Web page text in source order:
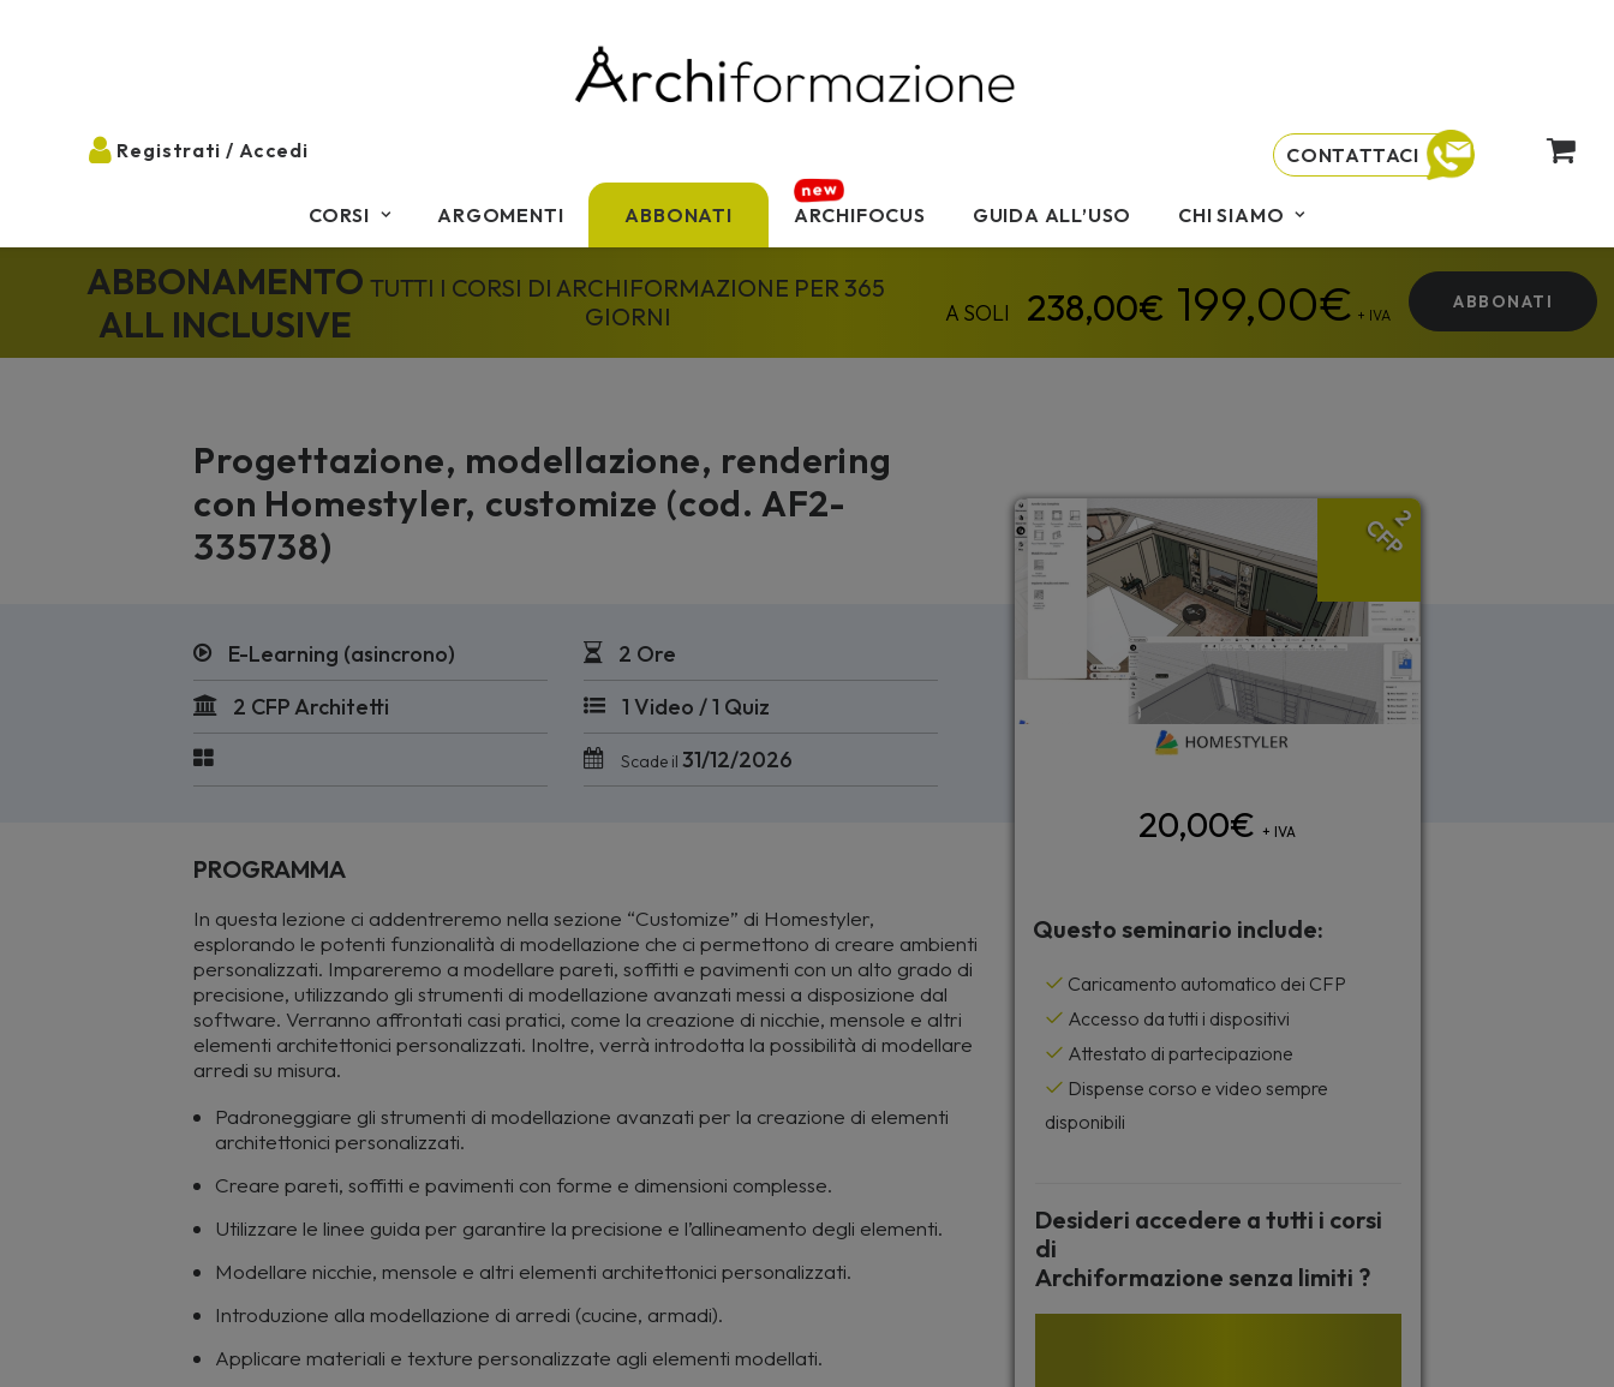
CORSI ARGOMENTI ABBONATI ARCHIFOCUS GUIDA ALL’USO CHI SIAMO
CONTATTACI
ABBONAMENTO
ALL INCLUSIVE
TUTTI I CORSI DI ARCHIFORMAZIONE PER 365
GIORNI
199,00€ + IVA
ABBONATI
Progettazione, modellazione, rendering
con Homestyler, customize (cod. AF2-
335738)
E-Learning (asincrono)
2 Ore
2 CFP Architetti
1 Video / 1 Quiz
Scade il31/12/2026
PROGRAMMA
In questa lezione ci addentreremo nella sezione “Customize” di Homestyler,
esplorando le potenti funzionalità di modellazione che ci permettono di creare ambienti
personalizzati. Impareremo a modellare pareti, soffitti e pavimenti con un alto grado di
precisione, utilizzando gli strumenti di modellazione avanzati messi a disposizione dal
software. Verranno affrontati casi pratici, come la creazione di nicchie, mensole e altri
elementi architettonici personalizzati. Inoltre, verrà introdotta la possibilità di modellare
arredi su misura.
Padroneggiare gli strumenti di modellazione avanzati per la creazione di elementi
architettonici personalizzati.
Creare pareti, soffitti e pavimenti con forme e dimensioni complesse.
Utilizzare le linee guida per garantire la precisione e l’allineamento degli elementi.
Modellare nicchie, mensole e altri elementi architettonici personalizzati.
Introduzione alla modellazione di arredi (cucine, armadi).
Applicare materiali e texture personalizzate agli elementi modellati.
2
CFP
20,00€ + IVA
Questo seminario include:
Caricamento automatico dei CFP
Accesso da tutti i dispositivi
Attestato di partecipazione
Dispense corso e video sempre
disponibili
Desideri accedere a tutti i corsi
di
Archiformazione senza limiti ?